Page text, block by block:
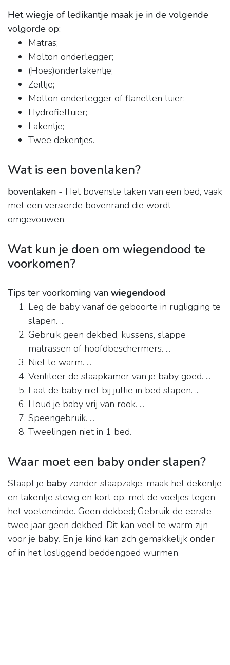
Het wiegje of ledikantje maak je in de volgende
volgorde op:
Matras;
Molton onderlegger;
(Hoes)onderlakentje;
Zeiltje;
Molton onderlegger of flanellen luier;
Hydrofielluier;
Lakentje;
Twee dekentjes.
Wat is een bovenlaken?
bovenlaken - Het bovenste laken van een bed, vaak
met een versierde bovenrand die wordt
omgevouwen.
Wat kun je doen om wiegendood te
voorkomen?
Tips ter voorkoming van wiegendood
Leg de baby vanaf de geboorte in rugligging te
slapen. ...
Gebruik geen dekbed, kussens, slappe
matrassen of hoofdbeschermers. ...
Niet te warm. ...
Ventileer de slaapkamer van je baby goed. ...
Laat de baby niet bij jullie in bed slapen. ...
Houd je baby vrij van rook. ...
Speengebruik. ...
Tweelingen niet in 1 bed.
Waar moet een baby onder slapen?
Slaapt je baby zonder slaapzakje, maak het dekentje
en lakentje stevig en kort op, met de voetjes tegen
het voeteneinde. Geen dekbed; Gebruik de eerste
twee jaar geen dekbed. Dit kan veel te warm zijn
voor je baby. En je kind kan zich gemakkelijk onder
of in het losliggend beddengoed wurmen.